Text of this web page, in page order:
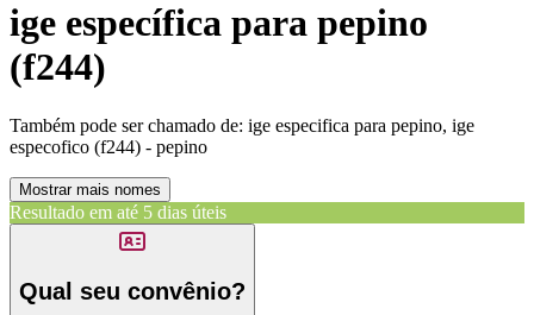
ige específica para pepino
(f244)
Também pode ser chamado de: ige especifica para pepino, ige
especofico (f244) - pepino
Mostrar mais nomes
Resultado em até 5 dias úteis
Qual seu convênio?